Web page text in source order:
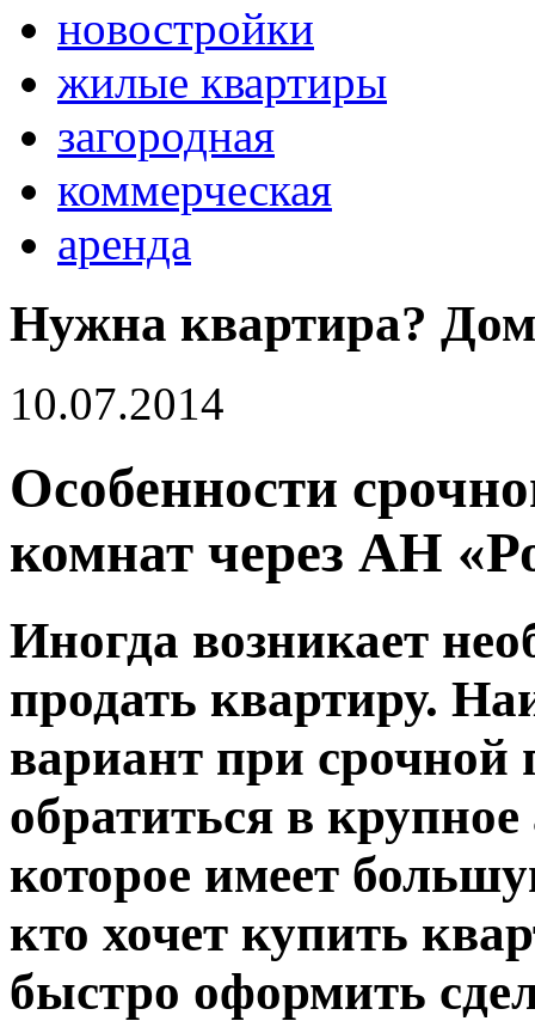
новостройки
жилые квартиры
загородная
коммерческая
аренда
Нужна квартира?
10.07.2014
Особенности
комнат через АН
Иногда возникает
продать квартиру.
вариант при срочной
обратиться в
которое имеет
кто хочет купить
быстро оформить